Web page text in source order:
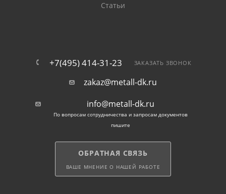
Статьи
+7(495) 414-31-23 ЗАКАЗАТЬ ЗВОНОК
zakaz@metall-dk.ru
info@metall-dk.ru
По вопросам сотрудничества и запросам документов
пишите
ОБРАТНАЯ СВЯЗЬ
ВАШЕ МНЕНИЕ О НАШЕЙ РАБОТЕ